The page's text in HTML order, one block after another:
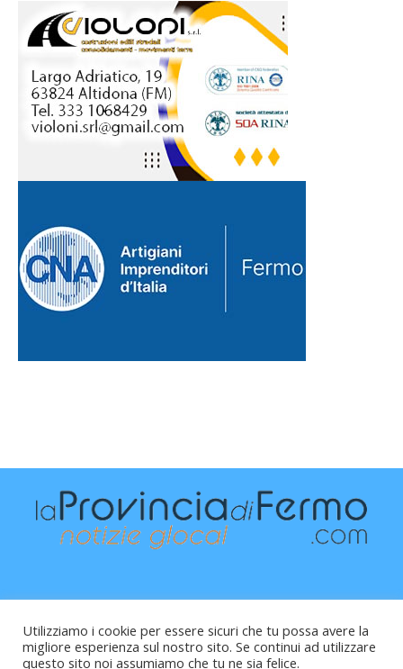
Utilizziamo i cookie per essere sicuri che tu possa avere la
migliore esperienza sul nostro sito. Se continui ad utilizzare
questo sito noi assumiamo che tu ne sia felice.